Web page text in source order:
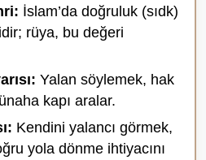
İslam’da doğruluk (sıdk)
rüya, bu değeri
Yalan söylemek, hak
kapı aralar.
Kendini yalancı görmek,
yola dönme ihtiyacını